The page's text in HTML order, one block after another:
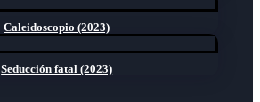
Caleidoscopio (2023)
Seducción fatal (2023)